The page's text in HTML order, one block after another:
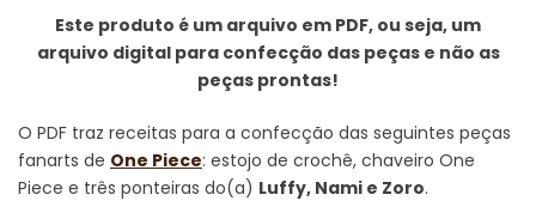
Este produto é um arquivo em PDF, ou seja, um
arquivo digital para confecção das peças e não as
peças prontas!
O PDF traz receitas para a confecção das seguintes peças
fanarts de One Piece: estojo de crochê, chaveiro One
Piece e três ponteiras do(a) Luffy, Nami e Zoro.